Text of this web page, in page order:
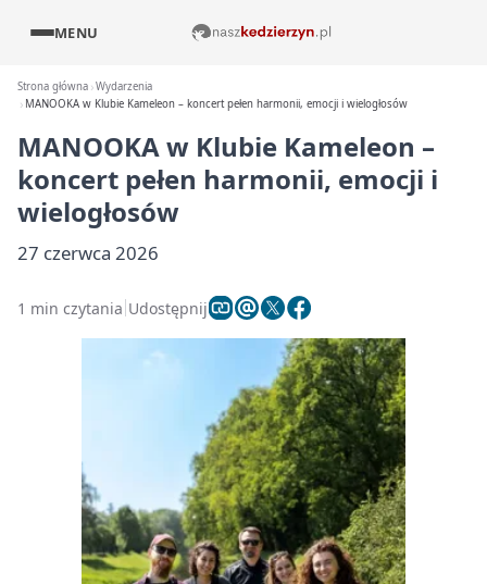
MENU
Strona główna Wydarzenia
MANOOKA w Klubie Kameleon – koncert pełen harmonii, emocji i wielogłosów
MANOOKA w Klubie Kameleon –
koncert pełen harmonii, emocji i
wielogłosów
27 czerwca 2026
1 min czytania Udostępnij